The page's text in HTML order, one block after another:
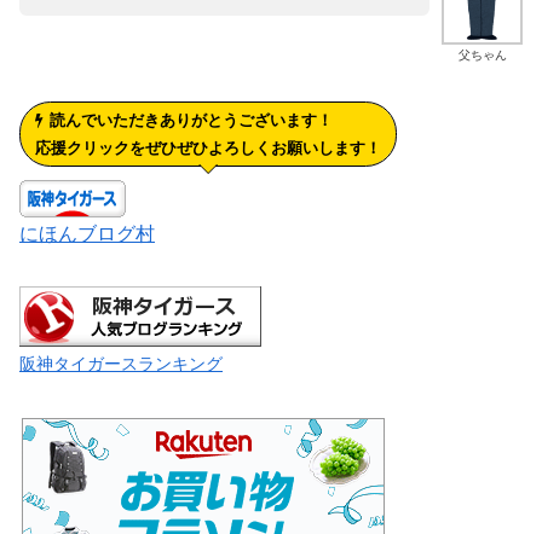
父ちゃん
読んでいただきありがとうございます！
応援クリックをぜひぜひよろしくお願いします！
にほんブログ村
阪神タイガースランキング